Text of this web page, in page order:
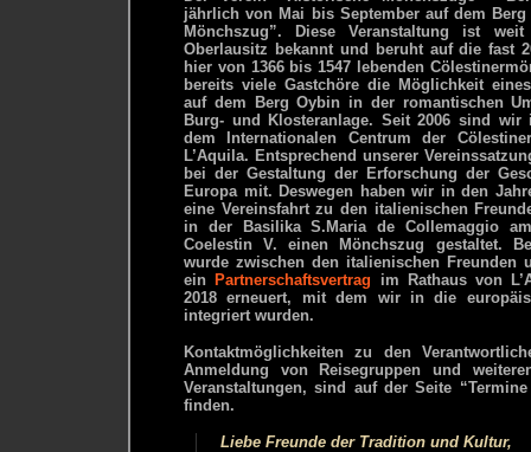
jährlich von Mai bis September auf dem
Mönchszug”. Diese Veranstaltung ist
Oberlausitz bekannt und beruht auf die fast
hier von 1366 bis 1547 lebenden
bereits viele Gastchöre die Möglichkeit
auf dem Berg Oybin in der romantischen
Burg- und Klosteranlage. Seit 2006 sind
dem Internationalen Centrum der
L’Aquila. Entsprechend unserer
bei der Gestaltung der Erforschung der
Europa mit. Deswegen haben wir in den
eine Vereinsfahrt zu den italienischen
in der Basilika S.Maria de Collemaggio
Coelestin V. einen Mönchszug gestaltet.
wurde zwischen den italienischen Freunden
ein Partnerschaftsvertrag im Rathaus von
2018 erneuert, mit dem wir in die
integriert wurden.
Kontaktmöglichkeiten zu den
Anmeldung von Reisegruppen und
Veranstaltungen, sind auf der Seite
finden.
Liebe Freunde der Tradition und Kultur,